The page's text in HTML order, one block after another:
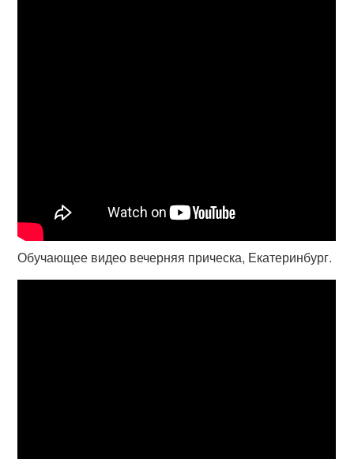
Обучающее видео вечерняя прическа, Екатеринбург.